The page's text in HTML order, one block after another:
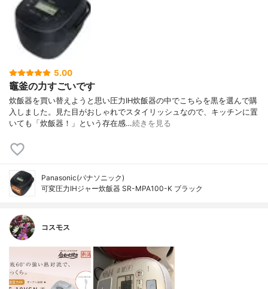
5.00
竈釜の力すごいです
炊飯器を買い替えようと思い圧力IH炊飯器の中でこちらを黒を選んで購
入しました。見た目がおしゃれでスタイリッシュなので、キッチンに置
いても「炊飯器！」という存在感…続きを見る
Panasonic(パナソニック)
可変圧力IHジャー炊飯器 SR-MPA100-K ブラック
コスモス